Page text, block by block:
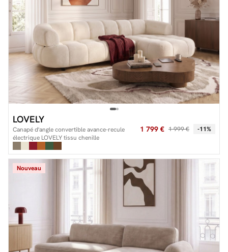
LOVELY
Canapé d'angle convertible avance-recule
électrique LOVELY tissu chenille
1 799 € 1 999 € -11%
Nouveau